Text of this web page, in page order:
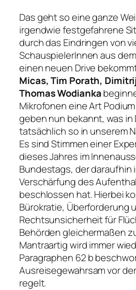
Das geht so eine ganze
irgendwie festgefahrene
durch das Eindringen von
SchauspielerInnen aus
einen neuen Drive
Micas, Tim Porath,
Thomas Wodianka
Mikrofonen eine Art
geben nun bekannt, was
tatsächlich so in unserem
Es sind Stimmen einer
dieses Jahres im
Bundestags, der daraufhin
Verschärfung des
beschlossen hat. Hierbei
Bürokratie, Überforderung
Rechtsunsicherheit für
Behörden gleichermaßen
Mantraartig wird immer
Paragraphen 62 b
Ausreisegewahrsam vor
regelt.